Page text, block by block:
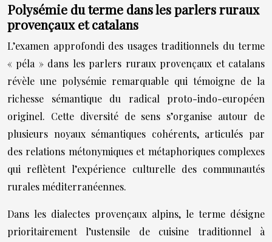
Polysémie du terme dans les parlers ruraux
provençaux et catalans
L’examen approfondi des usages traditionnels du terme
« péla » dans les parlers ruraux provençaux et catalans
révèle une polysémie remarquable qui témoigne de la
richesse sémantique du radical proto-indo-européen
originel. Cette diversité de sens s’organise autour de
plusieurs noyaux sémantiques cohérents, articulés par
des relations métonymiques et métaphoriques complexes
qui reflètent l’expérience culturelle des communautés
rurales méditerranéennes.
Dans les dialectes provençaux alpins, le terme désigne
prioritairement l’ustensile de cuisine traditionnel à